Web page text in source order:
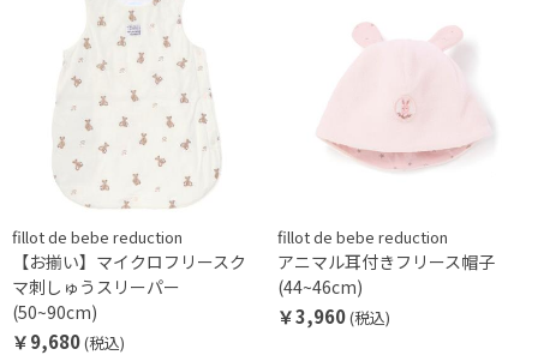
fillot de bebe reduction
【お揃い】マイクロフリースク
マ刺しゅうスリーパー
(50~90cm)
￥9,680(税込)
fillot de bebe reduction
アニマル耳付きフリース帽子
(44~46cm)
￥3,960(税込)